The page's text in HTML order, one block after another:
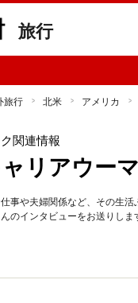
旅行
旅行 北米 アメリカ
関連情報
リアウー
事や夫婦関係など、その生
のインタビューをお送りしま